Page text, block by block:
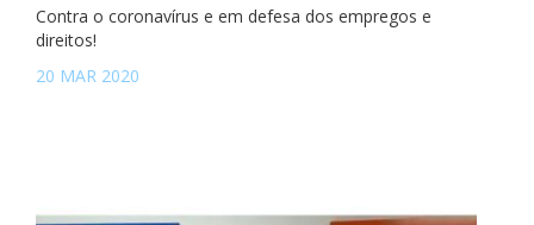
Contra o coronavírus e em defesa dos empregos e
direitos!
20 MAR 2020